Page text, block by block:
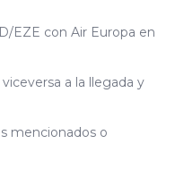
EZE con Air Europa en
a la llegada y
mencionados o